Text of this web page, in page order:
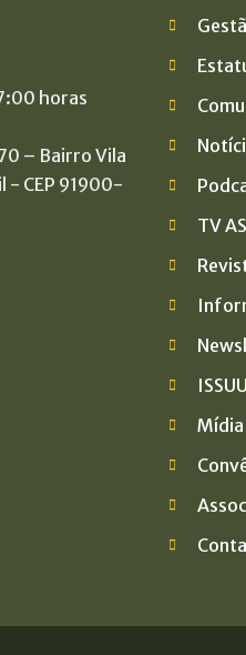
horas
– Bairro Vila
- CEP 91900-
TV
ISSUU
Mídia